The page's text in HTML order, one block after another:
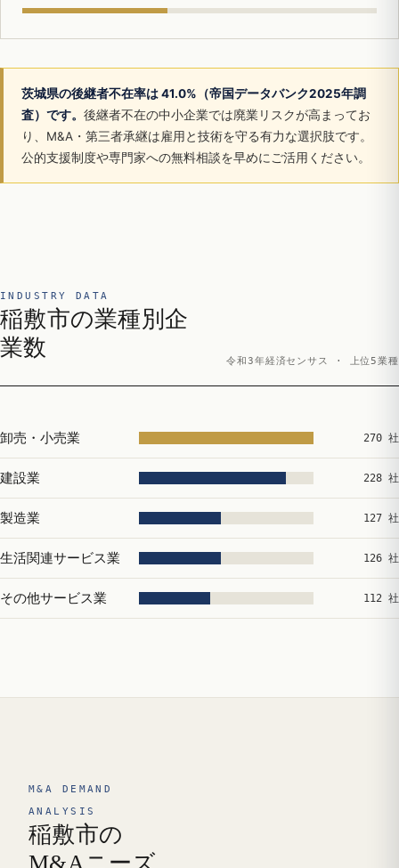
茨城県の後継者不在率は 41.0%（帝国データバンク2025年調
査）です。 後継者不在の中小企業では廃業リスクが高まってお
り、M&A・第三者承継は雇用と技術を守る有力な選択肢です。
公的支援制度や専門家への無料相談を早めにご活用ください。
INDUSTRY DATA
稲敷市の業種別企
業数
令和3年経済センサス · 上位5業種
卸売・小売業 270 社
建設業 228 社
製造業 127 社
生活関連サービス業 126 社
その他サービス業 112 社
M&A DEMAND
ANALYSIS
稲敷市の